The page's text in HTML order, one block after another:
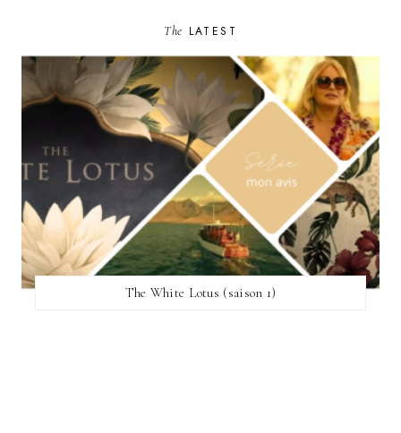
The LATEST
The White Lotus (saison 1)